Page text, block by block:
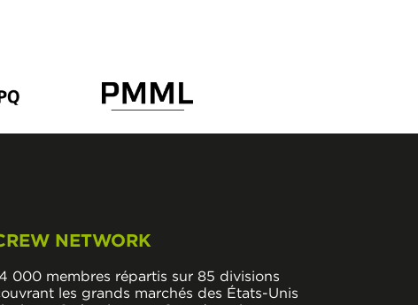
NETWORK
000 membres répartis sur 85 divisions
les grands marchés des États-Unis